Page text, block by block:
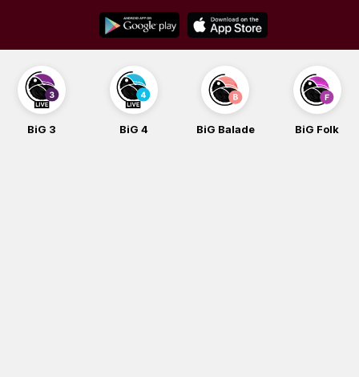
content
BiG 3 BiG 4 BiG Balade BiG Folk